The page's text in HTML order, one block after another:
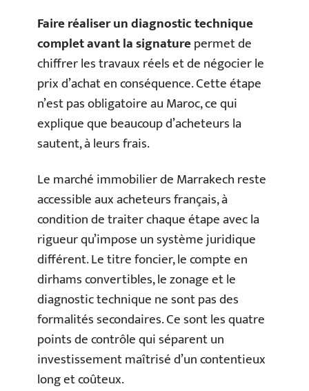
Faire réaliser un diagnostic technique
complet avant la signaturepermet de
chiffrer les travaux réels et de négocier le
prix d’achat en conséquence. Cette étape
n’est pas obligatoire au Maroc, ce qui
explique que beaucoup d’acheteurs la
sautent, à leurs frais.
Le marché immobilier de Marrakech reste
accessible aux acheteurs français, à
condition de traiter chaque étape avec la
rigueur qu’impose un système juridique
différent. Le titre foncier, le compte en
dirhams convertibles, le zonage et le
diagnostic technique ne sont pas des
formalités secondaires. Ce sont les quatre
points de contrôle qui séparent un
investissement maîtrisé d’un contentieux
long et coûteux.